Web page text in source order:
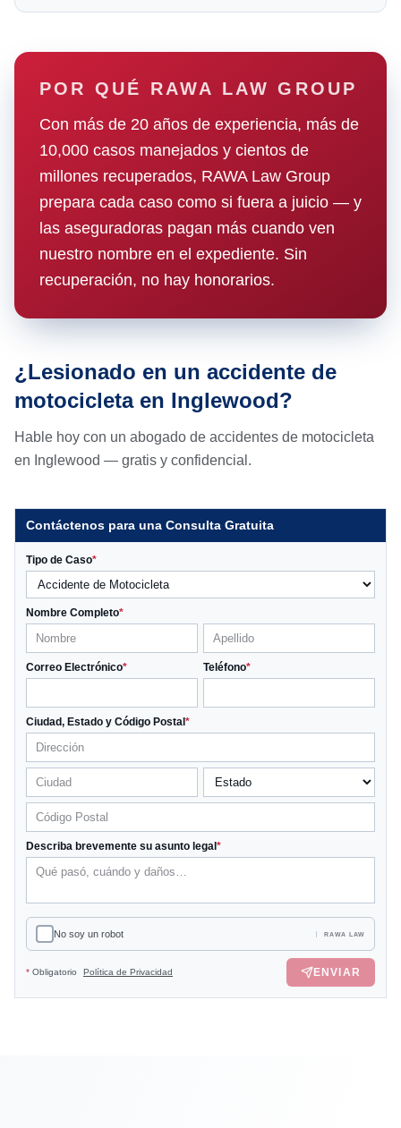
POR QUÉ RAWA LAW GROUP
Con más de 20 años de experiencia, más de
10,000 casos manejados y cientos de
millones recuperados, RAWA Law Group
prepara cada caso como si fuera a juicio — y
las aseguradoras pagan más cuando ven
nuestro nombre en el expediente. Sin
recuperación, no hay honorarios.
¿Lesionado en un accidente de
motocicleta en Inglewood?
Hable hoy con un abogado de accidentes de motocicleta
en Inglewood — gratis y confidencial.
Contáctenos para una Consulta Gratuita
Tipo de Caso*
Nombre Completo*
Correo Electrónico* Teléfono*
Ciudad, Estado y Código Postal *
Describa brevemente su asunto legal *
No soy un robot RAWA LAW
* Obligatorio Política de Privacidad ENVIAR